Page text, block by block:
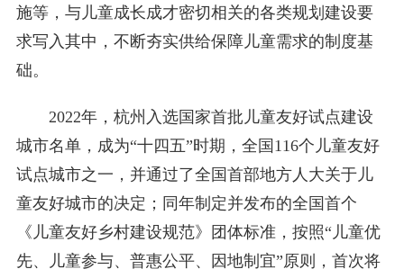
施等，与儿童成长成才密切相关的各类规划建设要
求写入其中，不断夯实供给保障儿童需求的制度基
础。
2022年，杭州入选国家首批儿童友好试点建设
城市名单，成为“十四五”时期，全国116个儿童友好
试点城市之一，并通过了全国首部地方人大关于儿
童友好城市的决定；同年制定并发布的全国首个
《儿童友好乡村建设规范》团体标准，按照“儿童优
先、儿童参与、普惠公平、因地制宜”原则，首次将